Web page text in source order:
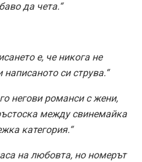
да чета.“
е, че никога не
си струва.“
негови романси с жени,
между свинемайка
категория.“
на любовта, но номерът